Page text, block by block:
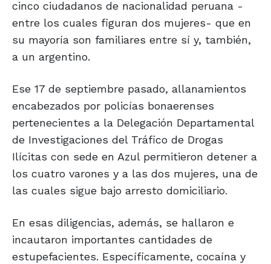
cinco ciudadanos de nacionalidad peruana -
entre los cuales figuran dos mujeres- que en
su mayoría son familiares entre sí y, también,
a un argentino.
Ese 17 de septiembre pasado, allanamientos
encabezados por policías bonaerenses
pertenecientes a la Delegación Departamental
de Investigaciones del Tráfico de Drogas
Ilícitas con sede en Azul permitieron detener a
los cuatro varones y a las dos mujeres, una de
las cuales sigue bajo arresto domiciliario.
En esas diligencias, además, se hallaron e
incautaron importantes cantidades de
estupefacientes. Específicamente, cocaína y